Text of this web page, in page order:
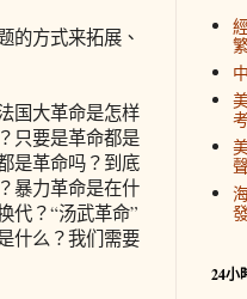
方式来拓展、
国大革命是怎样
只要是革命都是
是革命吗？到底
暴力革命是在什
代？“汤武革命”
什么？我们需要
24小